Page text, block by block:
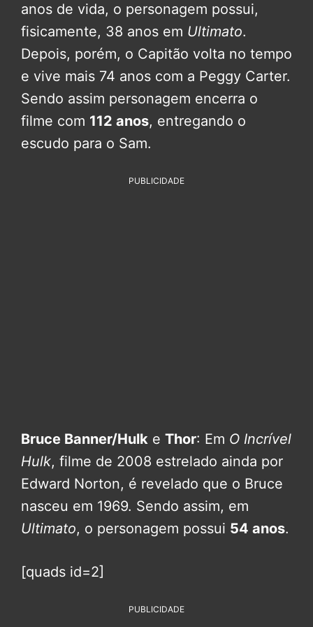
anos de vida, o personagem possui,
fisicamente, 38 anos em Ultimato.
Depois, porém, o Capitão volta no tempo
e vive mais 74 anos com a Peggy Carter.
Sendo assim personagem encerra o
filme com 112 anos, entregando o
escudo para o Sam.
PUBLICIDADE
Bruce Banner/Hulk e Thor: Em O Incrível
Hulk, filme de 2008 estrelado ainda por
Edward Norton, é revelado que o Bruce
nasceu em 1969. Sendo assim, em
Ultimato, o personagem possui 54 anos.
[quads id=2]
PUBLICIDADE